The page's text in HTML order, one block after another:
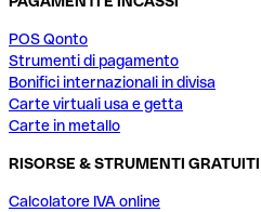
POS Qonto
Strumenti di pagamento
Bonifici internazionali in divisa
Carte virtuali usa e getta
Carte in metallo
RISORSE & STRUMENTI GRATUITI
Calcolatore IVA online